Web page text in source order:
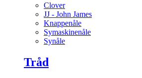
Clover
JJ - John James
Knappenåle
Symaskinenåle
Synåle
Tråd